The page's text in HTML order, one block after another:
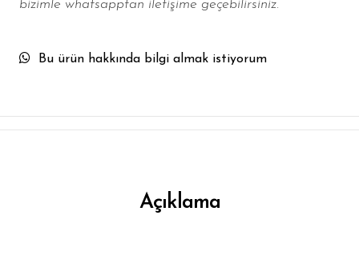
bizimle whatsapptan iletişime geçebilirsiniz.
Bu ürün hakkında bilgi almak istiyorum
Açıklama